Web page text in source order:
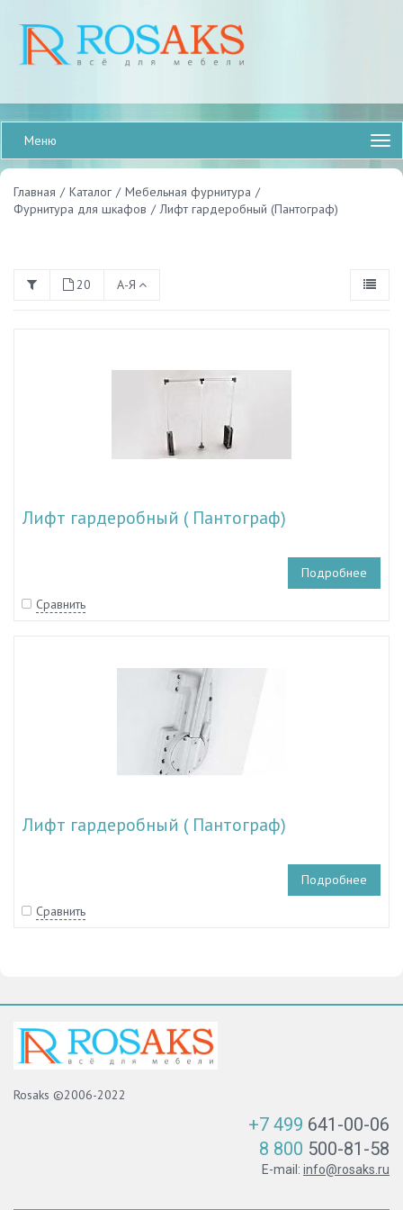
Меню
Главная / Каталог / Мебельная фурнитура /
Фурнитура для шкафов / Лифт гардеробный (Пантограф)
20 А-Я
Лифт гардеробный ( Пантограф)
Подробнее
Сравнить
Лифт гардеробный ( Пантограф)
Подробнее
Сравнить
Rosaks ©2006-2022
+7 499 641-00-06
8 800 500-81-58
E-mail: info@rosaks.ru